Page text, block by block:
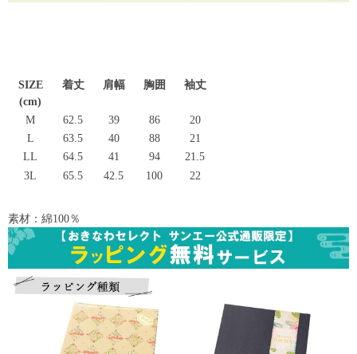
SIZE
(cm)
着丈 肩幅 胸囲 袖丈
M 62.5 39 86
20
L
63.5 40 88
21
LL
64.5 41 94
21.5
3L
65.5 42.5 100 22
素材：綿100％